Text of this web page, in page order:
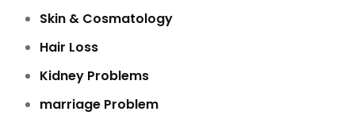
Skin & Cosmatology
Hair Loss
Kidney Problems
marriage Problem